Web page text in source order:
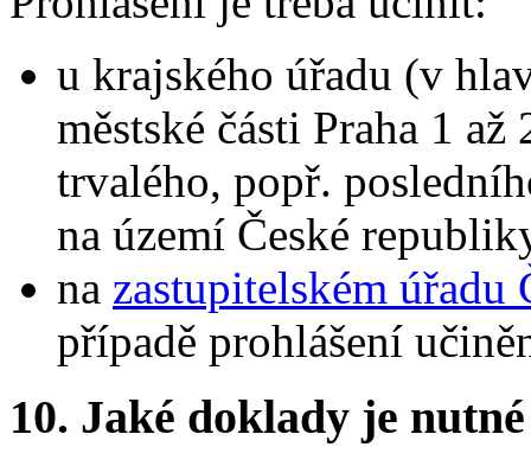
u krajského úřadu (v
městské části Praha 1
trvalého, popř.
na území České
na zastupitelském
případě prohlášení
10. Jaké doklady je